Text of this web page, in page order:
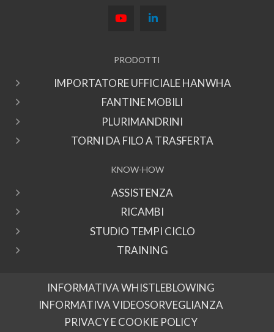
PRODOTTI
IMPORTATORE UFFICIALE HANWHA
FANTINE MOBILI
PLURIMANDRINI
TORNI DA FILO A TRASFERTA
KNOW-HOW
ASSISTENZA
RICAMBI
STUDIO TEMPI CICLO
TRAINING
INFORMATIVA WHISTLEBLOWING
INFORMATIVA VIDEOSORVEGLIANZA
PRIVACY E COOKIE POLICY